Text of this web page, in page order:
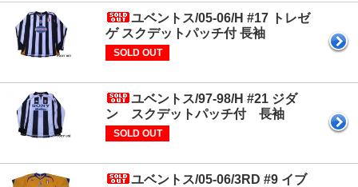
ユベントス/05-06/H #17 トレゼ
ゲ スクデットパッチ付 長袖
SOLD OUT
ユベントス/97-98/H #21 ジダ
ン スクデットパッチ付 長袖
SOLD OUT
ユベントス/05-06/3RD #9 イブ